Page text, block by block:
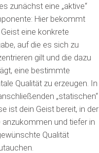
zunächst eine „aktive“
Hier bekommt
eine konkrete
auf die es sich zu
gilt und die dazu
eine bestimmte
Qualität zu erzeugen. In
„statischen“
ist dein Geist bereit, in der
anzukommen und tiefer in
Qualität